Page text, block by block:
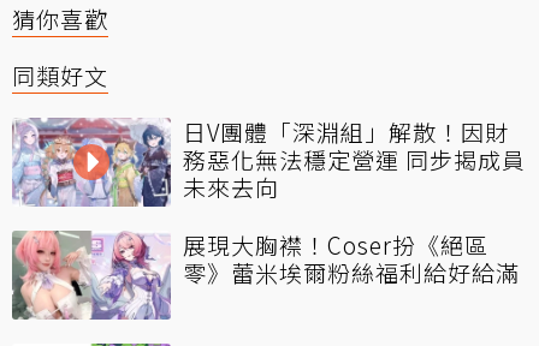
猜你喜歡
同類好文
日V團體「深淵組」解散！因財
務惡化無法穩定營運 同步揭成員
未來去向
展現大胸襟！Coser扮《絕區
零》蕾米埃爾粉絲福利給好給滿